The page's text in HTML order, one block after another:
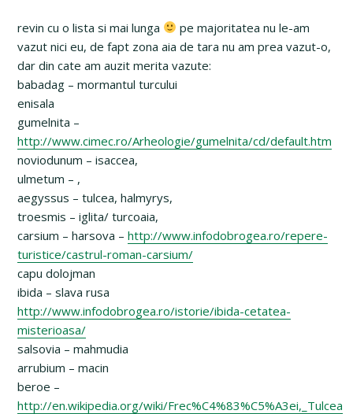
revin cu o lista si mai lunga
pe majoritatea nu le-am
vazut nici eu, de fapt zona aia de tara nu am prea vazut-o,
dar din cate am auzit merita vazute:
babadag – mormantul turcului
enisala
gumelnita –
http://www.cimec.ro/Arheologie/gumelnita/cd/default.htm
noviodunum – isaccea,
ulmetum – ,
aegyssus – tulcea, halmyrys,
troesmis – iglita/ turcoaia,
carsium – harsova –http://www.infodobrogea.ro/repere-
turistice/castrul-roman-carsium/
capu dolojman
ibida – slava rusa
http://www.infodobrogea.ro/istorie/ibida-cetatea-
misterioasa/
salsovia – mahmudia
arrubium – macin
beroe –
http://en.wikipedia.org/wiki/Frec%C4%83%C5%A3ei,_Tulcea